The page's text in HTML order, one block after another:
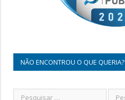
NÃO ENCONTROU O QUE QUERIA?